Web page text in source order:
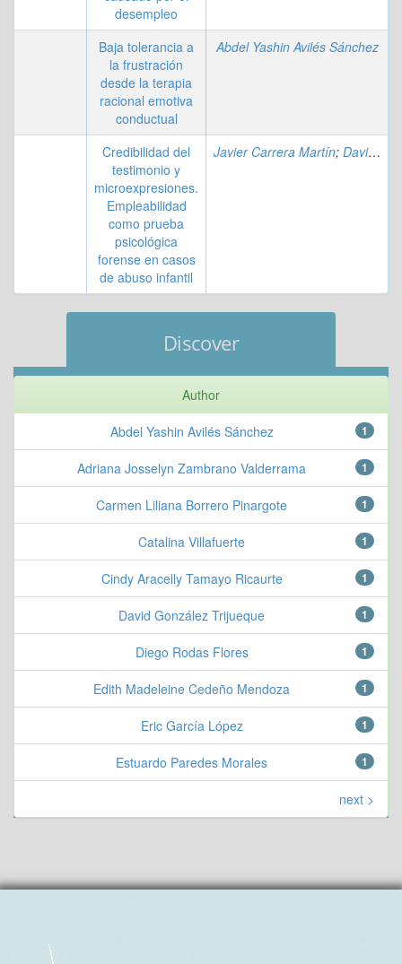
desempleo
Baja tolerancia a
la frustración
desde la terapia
racional emotiva
conductual
Abdel Yashin Avilés Sánchez
Credibilidad del
testimonio y
microexpresiones.
Empleabilidad
como prueba
psicológica
forense en casos
de abuso infantil
Javier Carrera Martín; David González Trijueque
Discover
Author
1
Abdel Yashin Avilés Sánchez
1
Adriana Josselyn Zambrano Valderrama
1
Carmen Liliana Borrero Pinargote
1
Catalina Villafuerte
1
Cindy Aracelly Tamayo Ricaurte
1
David González Trijueque
1
Diego Rodas Flores
1
Edith Madeleine Cedeño Mendoza
1
Eric García López
1
Estuardo Paredes Morales
next >